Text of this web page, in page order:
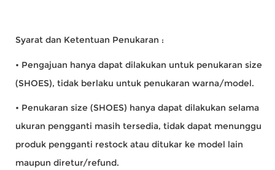
Syarat dan Ketentuan Penukaran :
• Pengajuan hanya dapat dilakukan untuk penukaran size
(SHOES), tidak berlaku untuk penukaran warna/model.
• Penukaran size (SHOES) hanya dapat dilakukan selama
ukuran pengganti masih tersedia, tidak dapat menunggu
produk pengganti restock atau ditukar ke model lain
maupun diretur/refund.